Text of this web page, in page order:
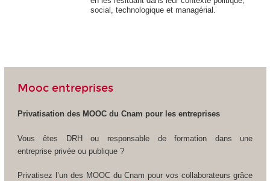
social, technologique et managérial.
Mooc entreprises
Privatisation des MOOCdu Cnam pour les entreprises
Vous êtes DRH ou responsable de formation dans une
entreprise privée ou publique ?
Privatisez l’un des MOOCdu Cnam pour vos collaborateurs grâce